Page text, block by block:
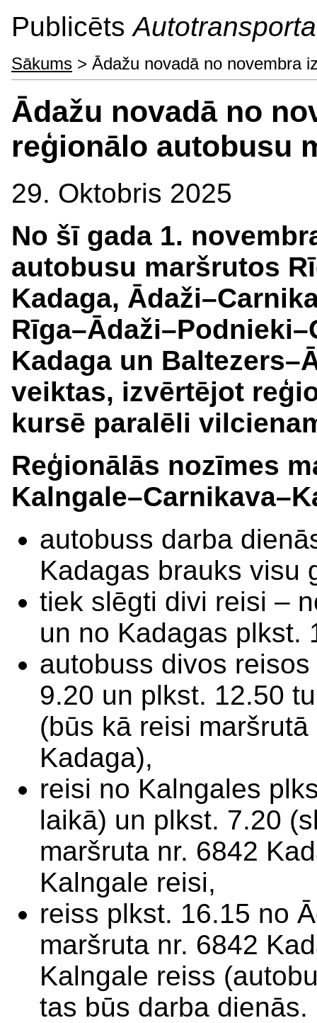
Publicēts
Sākums > Ādažu novadā no novembra
Ādažu novadā no
reģionālo autobusu
29. Oktobris 2025
No šī gada 1.
autobusu maršrutos
Kadaga,
Kadaga un
veiktas, izvērtējot
kursē paralēli
Reģionālās nozīmes
autobuss darba
Kadagas brauks visu
tiek slēgti divi reisi –
un no Kadagas plkst.
autobuss divos
9.20 un plkst. 12.50
(būs kā reisi
Kadaga),
reisi no Kalngales
laikā) un plkst. 7.20
maršruta nr. 6842
Kalngale reisi,
reiss plkst. 16.15 no
maršruta nr. 6842
Kalngale reiss
tas būs darba dienās.